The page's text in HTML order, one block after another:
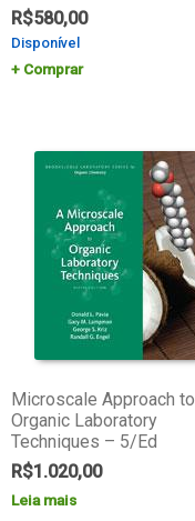
R$580,00
Disponível
Comprar
Microscale Approach to
Organic Laboratory
Techniques – 5/Ed
R$1.020,00
Leia mais